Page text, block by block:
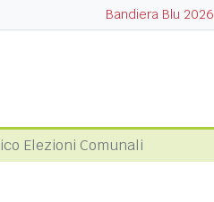
Bandiera Blu 2026
Elezioni Comunali